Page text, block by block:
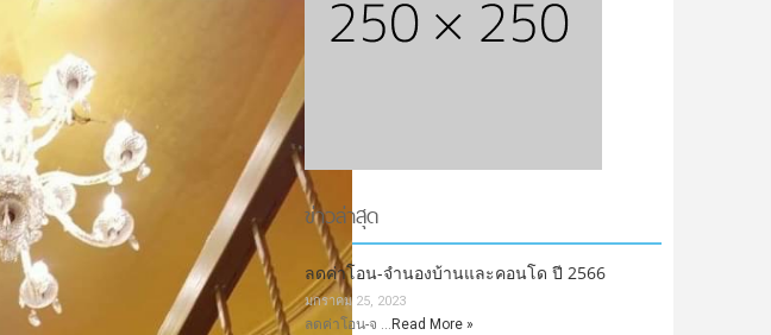
ข่าวล่าสุด
ลดค่าโอน-จำนองบ้านและคอนโด ปี 2566
มกราคม 25, 2023
ลดค่าโอน-จ … Read More »